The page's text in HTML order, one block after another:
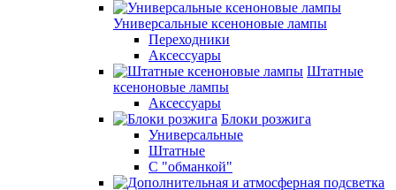
Универсальные ксеноновые лампы
Переходники
Аксессуары
Штатные
ксеноновые лампы
Аксессуары
Блоки розжига
Универсальные
Штатные
С "обманкой"